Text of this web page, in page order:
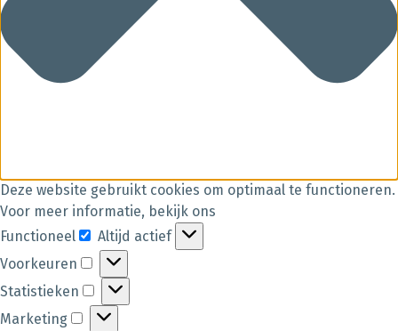
Deze website gebruikt cookies om optimaal te functioneren.
Voor meer informatie, bekijk ons
Functioneel
Altijd actief
Voorkeuren
Statistieken
Marketing